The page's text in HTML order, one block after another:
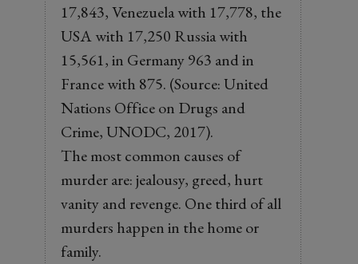
17,843, Venezuela with 17,778, the
USA with 17,250 Russia with
15,561, in Germany 963 and in
France with 875. (Source: United
Nations Office on Drugs and
Crime, UNODC, 2017).
The most common causes of
murder are: jealousy, greed, hurt
vanity and revenge. One third of all
murders happen in the home or
family.